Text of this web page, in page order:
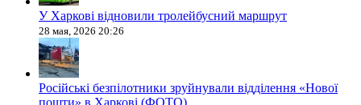
У Харкові відновили тролейбусний маршрут
28 мая, 2026 20:26
Російські безпілотники зруйнували відділення «Нової